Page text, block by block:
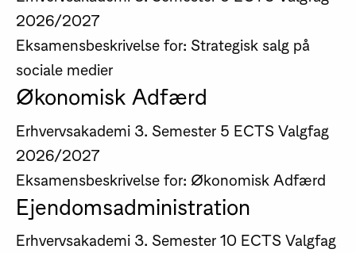
2026/2027
Eksamensbeskrivelse for: Strategisk salg på
sociale medier
Økonomisk Adfærd
Erhvervsakademi 3. Semester 5 ECTS Valgfag
2026/2027
Eksamensbeskrivelse for: Økonomisk Adfærd
Ejendomsadministration
Erhvervsakademi 3. Semester 10 ECTS Valgfag